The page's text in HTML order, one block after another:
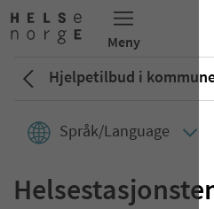
Hjelpetilbud i
Språk/Language